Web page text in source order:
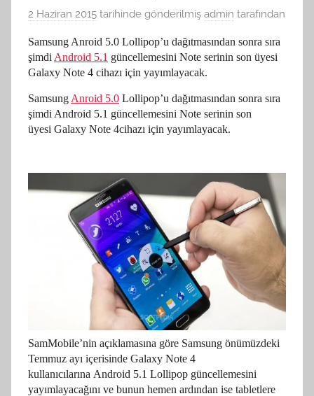
2 Haziran 2015 tarihinde gönderilmiş admin tarafından
Samsung Anroid 5.0 Lollipop’u dağıtmasından sonra sıra
şimdi Android 5.1 güncellemesini Note serinin son üyesi
Galaxy Note 4 cihazı için yayımlayacak.
Samsung Anroid 5.0 Lollipop’u dağıtmasından sonra sıra
şimdi Android 5.1 güncellemesini Note serinin son
üyesi Galaxy Note 4cihazı için yayımlayacak.
SamMobile’nin açıklamasına göre Samsung önümüzdeki
Temmuz ayı içerisinde Galaxy Note 4
kullanıcılarına Android 5.1 Lollipop güncellemesini
yayımlayacağını ve bunun hemen ardından ise tabletlere